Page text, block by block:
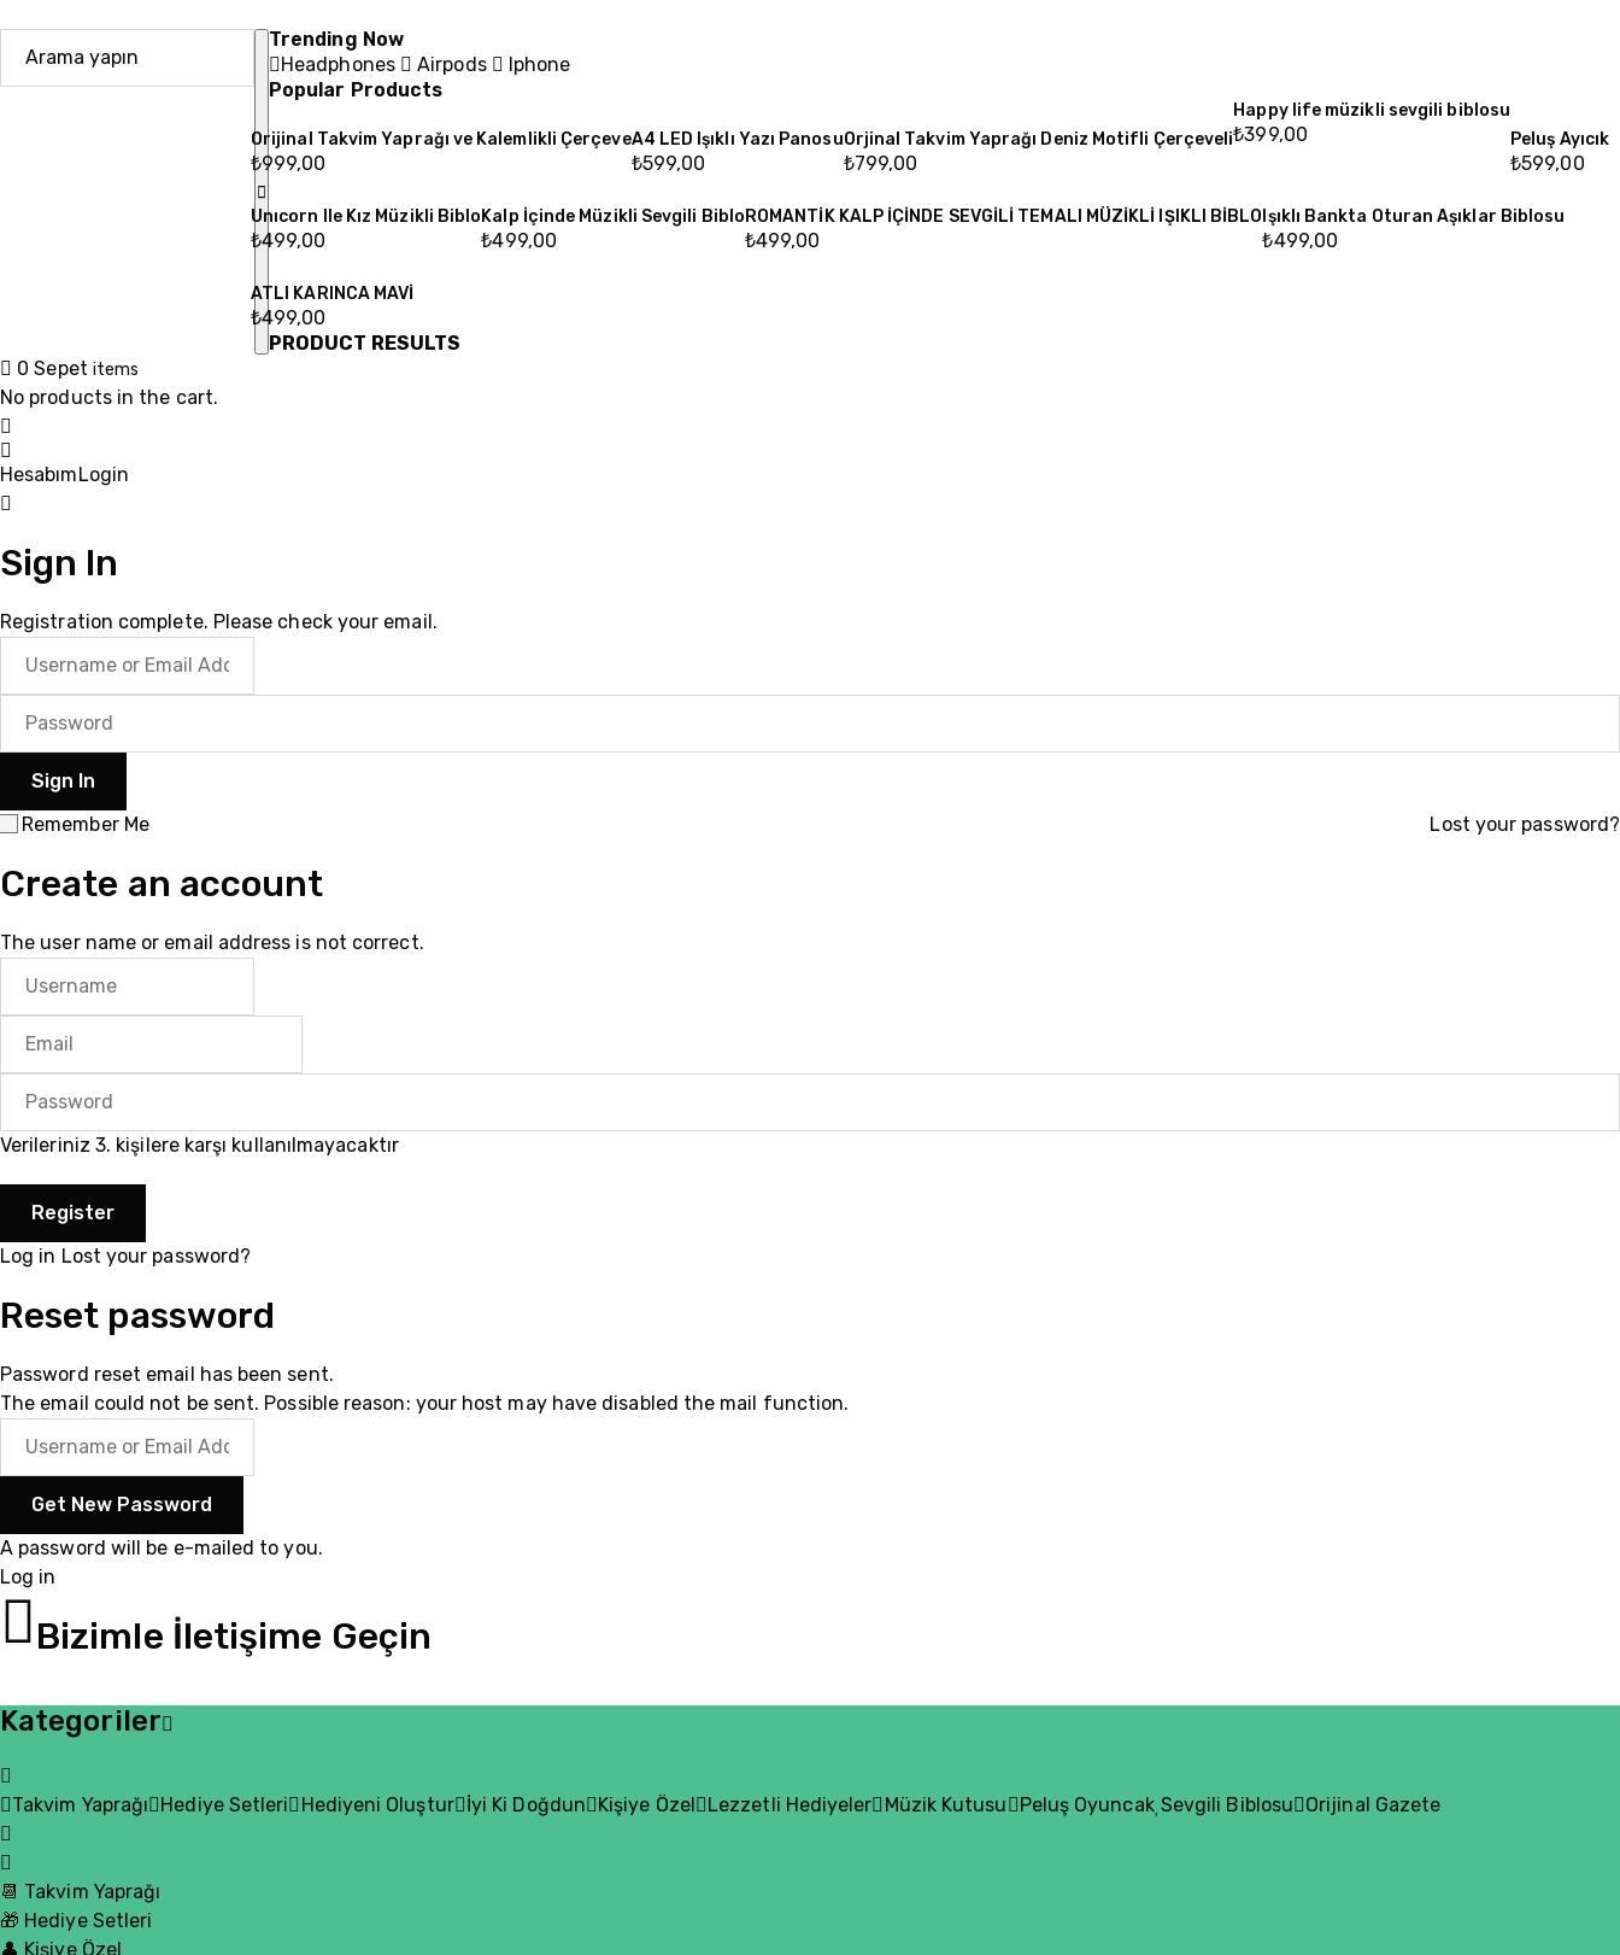
Trending Now
Headphones
Airpods
Iphone
Popular Products
Orijinal Takvim Yaprağı ve Kalemlikli Çerçeve
₺999,00
A4 LED Işıklı Yazı Panosu
₺599,00
Orjinal Takvim Yaprağı Deniz Motifli Çerçeveli
₺799,00
Happy life müzikli sevgili biblosu
₺399,00 Peluş Ayıcık
₺599,00
Unıcorn Ile Kız Müzikli Biblo
₺499,00
Kalp İçinde Müzikli Sevgili Biblo
₺499,00
ROMANTİK KALP İÇİNDE SEVGİLİ TEMALI MÜZİKLİ IŞIKLI BİBLO
₺499,00
Işıklı Bankta Oturan Aşıklar Biblosu
₺499,00
ATLI KARINCA MAVİ
₺499,00
PRODUCT RESULTS
0 Sepet items
No products in the cart.
HesabımLogin
Sign In
Registration complete. Please check your email.
Remember Me Lost your password?
Create an account
The user name or email address is not correct.
Verileriniz 3. kişilere karşı kullanılmayacaktır
Log in Lost your password?
Reset password
Password reset email has been sent.
The email could not be sent. Possible reason: your host may have disabled the mail function.
A password will be e-mailed to you.
Log in
Bizimle İletişime Geçin
Kategoriler
Takvim Yaprağı Hediye Setleri Hediyeni Oluştur İyi Ki Doğdun Kişiye Özel Lezzetli Hediyeler Müzik Kutusu Peluş Oyuncak Sevgili Biblosu Orijinal Gazete
📆 Takvim Yaprağı
🎁 Hediye Setleri
👤 Kişiye Özel